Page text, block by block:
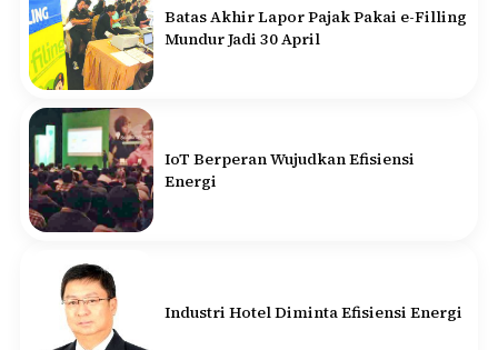
Batas Akhir Lapor Pajak Pakai e-Filling
Mundur Jadi 30 April
IoT Berperan Wujudkan Efisiensi
Energi
Industri Hotel Diminta Efisiensi Energi